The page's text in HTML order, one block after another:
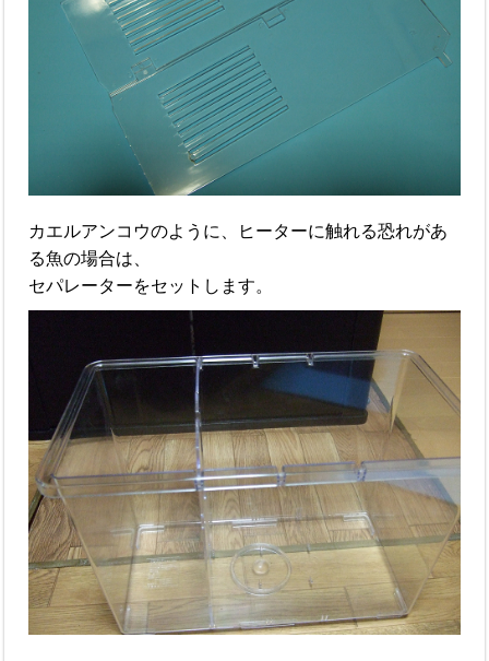
カエルアンコウのように、ヒーターに触れる恐れがあ
る魚の場合は、
セパレーターをセットします。